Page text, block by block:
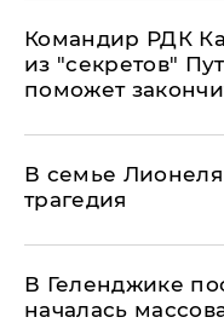
Командир РДК
из "секретов"
поможет
В семье
трагедия
В Геленджике
началась